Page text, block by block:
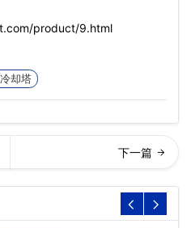
product/9.html
却塔
式横流冷却塔